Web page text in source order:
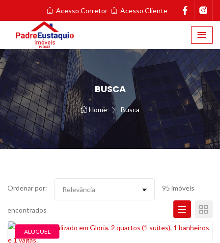
Acesso Corretor Acesso Cliente
BUSCA
Home Busca
Ordenar por: 95 imóveis
encontrados
ALUGUEL